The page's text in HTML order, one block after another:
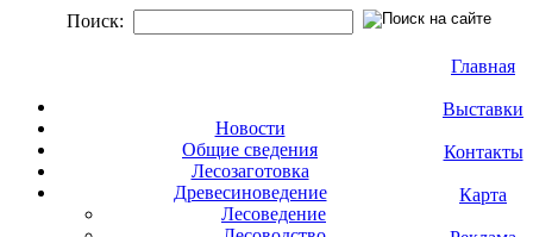
Поиск:
Главная
Выставки
Контакты
Карта
Новости
Общие сведения
Лесозаготовка
Древесиноведение
Лесоведение